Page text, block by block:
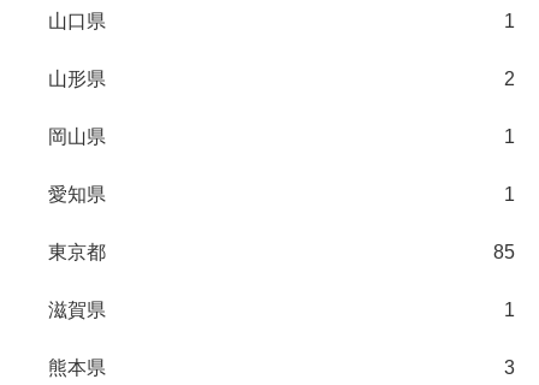
山口県 1
山形県 2
岡山県 1
愛知県 1
東京都 85
滋賀県 1
熊本県 3